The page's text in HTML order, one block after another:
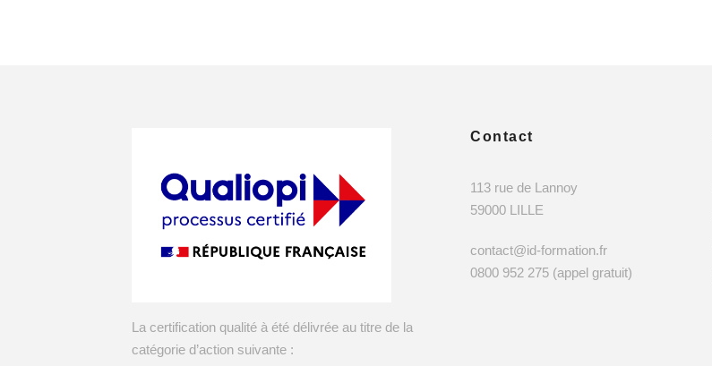
La certification qualité à été délivrée au titre de la
catégorie d’action suivante :
Contact
113 rue de Lannoy
59000 LILLE
contact@id-formation.fr
0800 952 275 (appel gratuit)